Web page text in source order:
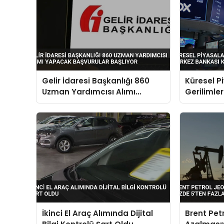
Gelir İdaresi Başkanlığı 860
Uzman Yardımcısı Alımı
Yapacak Başvurular Başlıyor
Küresel
İkinci El Araç Alımında Dijital
Brent